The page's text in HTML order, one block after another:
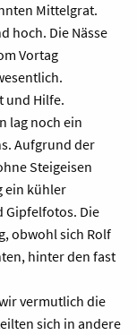
Mittelgrat.
hoch. Die Nässe
Vortag
und Hilfe.
lag noch ein
Aufgrund der
Steigeisen
ein kühler
Gipfelfotos. Die
obwohl sich Rolf
hinter den fast
vermutlich die
sich in andere